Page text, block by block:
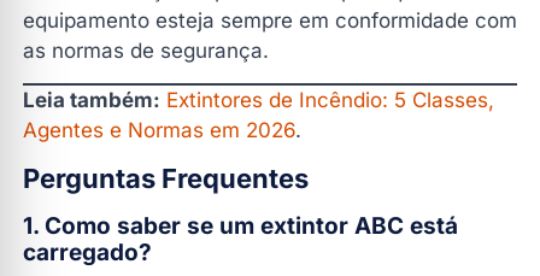
equipamento esteja sempre em conformidade com
as normas de segurança.
Leia também: Extintores de Incêndio: 5 Classes,
Agentes e Normas em 2026.
Perguntas Frequentes
1. Como saber se um extintor ABC está
carregado?